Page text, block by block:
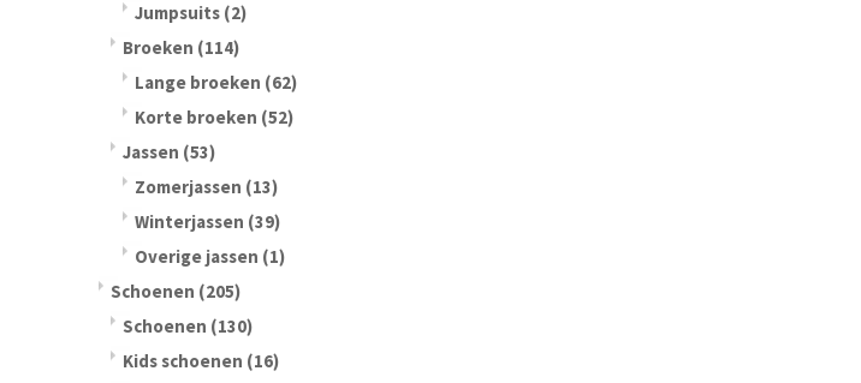
Jumpsuits (2)
Broeken (114)
Lange broeken (62)
Korte broeken (52)
Jassen (53)
Zomerjassen (13)
Winterjassen (39)
Overige jassen (1)
Schoenen (205)
Schoenen (130)
Kids schoenen (16)